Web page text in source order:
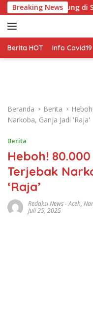
a
g
u
Breaking News
Siap Bertarung di Seri
Berita HOT Info Covid19
Beranda Berita
Narkoba, Ganja Jadi 'Raja'
Berita
Heboh!
Terjebak
‘Raja’
Redaksi News-Aceh,
Juli 25, 2025